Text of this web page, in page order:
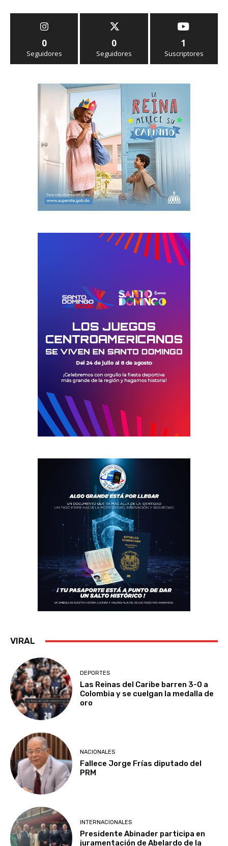
0
Seguidores
0
Seguidores
1
Suscriptores
VIRAL
DEPORTES
Las Reinas del Caribe barren 3-0 a
Colombia y se cuelgan la medalla de
oro
NACIONALES
Fallece Jorge Frías diputado del
PRM
INTERNACIONALES
Presidente Abinader participa en
juramentación de Abelardo de la